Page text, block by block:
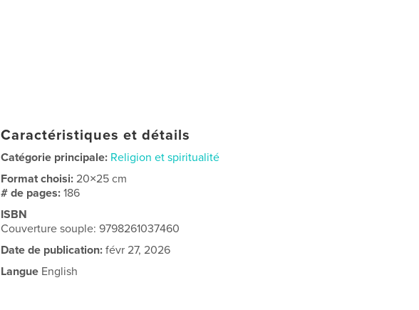
Caractéristiques et détails
Catégorie principale: Religion et spiritualité
Format choisi:20×25 cm
# de pages:186
ISBN
Couverture souple: 9798261037460
Date de publication: févr 27, 2026
Langue English